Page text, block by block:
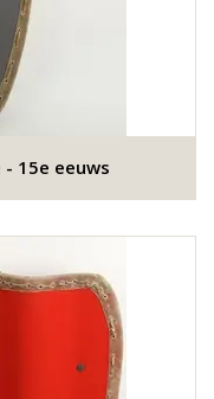
15e eeuws